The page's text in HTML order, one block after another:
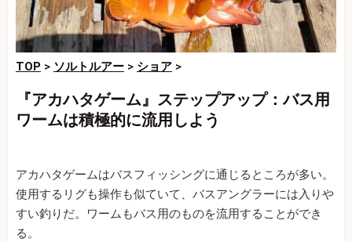
TOP > ソルトルアー > ショア >
『アカハタゲーム』ステップアップ：バス用
ワームは積極的に流用しよう
アカハタゲームはバスフィッシングに通じるところが多い。
使用するリグも操作も似ていて、バスアングラーには入りや
すい釣りだ。ワームもバス用のものを流用することができ
る。